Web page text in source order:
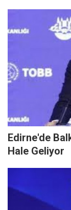
Edirne'de
Hale Geliyor